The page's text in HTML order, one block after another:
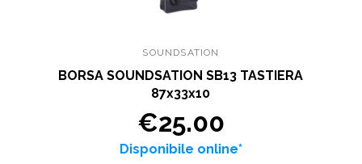
SOUNDSATION
BORSA SOUNDSATION SB13 TASTIERA
87x33x10
€25.00
Disponibile online*